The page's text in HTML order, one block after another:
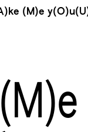
(M)e